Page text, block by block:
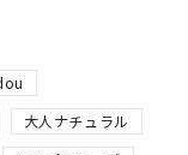
大人ナチュラル